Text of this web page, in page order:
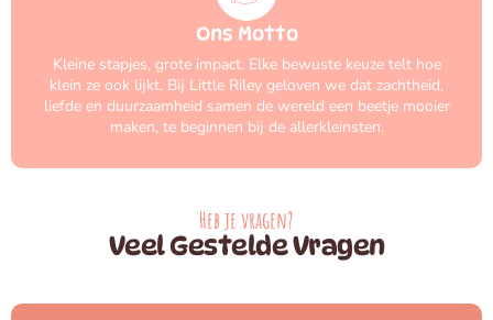
Ons Motto
Kleine stapjes, grote impact. Elke bewuste keuze telt hoe
klein ze ook lijkt. Bij Little Riley geloven we dat zachtheid,
liefde en duurzaamheid samen de wereld een beetje mooier
maken, te beginnen bij de allerkleinsten.
Heb je vragen?
Veel Gestelde Vragen